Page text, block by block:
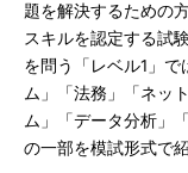
題を解決するための
スキルを認定する試
を問う「レベル1」
ム」「法務」「ネッ
ム」「データ分析」
の一部を模試形式で